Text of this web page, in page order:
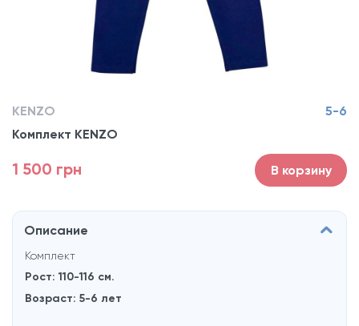
KENZO
5-6
Комплект KENZO
1 500 грн В корзину
Описание
Комплект
Рост: 110-116 см.
Возраст: 5-6 лет